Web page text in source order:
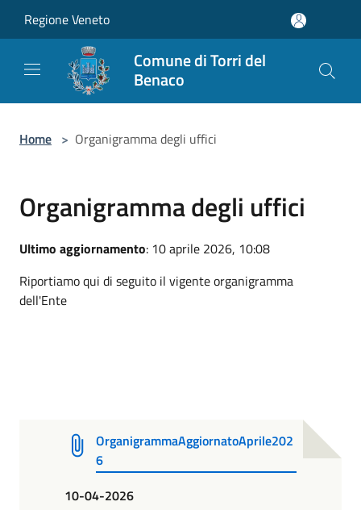
Regione Veneto
Comune di Torri del
Benaco
Home > Organigramma degli uffici
Organigramma degli uffici
Ultimo aggiornamento: 10 aprile 2026, 10:08
Riportiamo qui di seguito il vigente organigramma
dell'Ente
OrganigrammaAggiornatoAprile202
6
10-04-2026